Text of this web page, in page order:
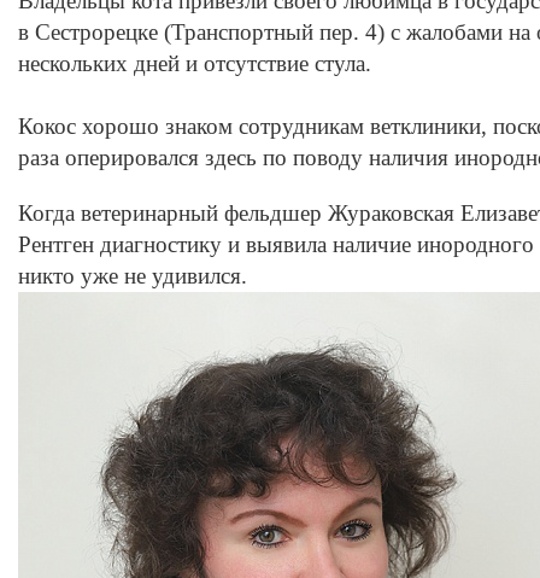
в Сестрорецке (Транспортный пер. 4) с жалобами на
нескольких дней и отсутствие стула.
Кокос хорошо знаком сотрудникам ветклиники,
раза оперировался здесь по поводу наличия
Когда ветеринарный фельдшер Жураковская
Рентген диагностику и выявила наличие
никто уже не удивился.